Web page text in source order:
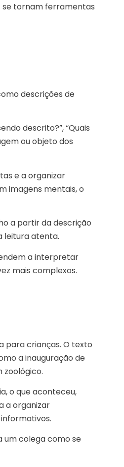
se tornam ferramentas
descrições de
descrito?”, “Quais
ou objeto dos
e a organizar
imagens mentais, o
a partir da descrição
leitura atenta.
a interpretar
mais complexos.
para crianças. O texto
a inauguração de
zoológico.
o que aconteceu,
a organizar
um colega como se